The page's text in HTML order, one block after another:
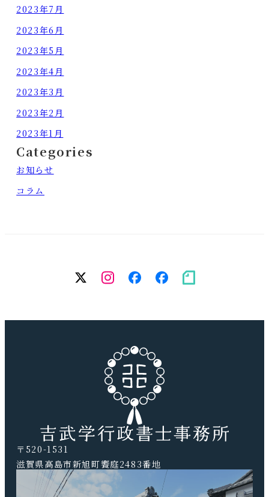
2023年7月
2023年6月
2023年5月
2023年4月
2023年3月
2023年2月
2023年1月
Categories
お知らせ
コラム
twitter
Instagram
facebook（個
人）
facebook（
務
note
〒520-1531
滋賀県高島市新旭町饗庭2483番地
TEL.0740-20-9041 FAX.0740-20-9042